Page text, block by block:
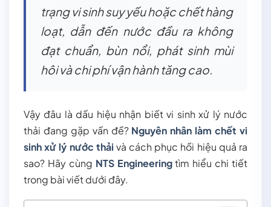
trạng vi sinh suy yếu hoặc chết hàng
loạt, dẫn đến nước đầu ra không
đạt chuẩn, bùn nổi, phát sinh mùi
hôi và chi phí vận hành tăng cao.
Vậy đâu là dấu hiệu nhận biết vi sinh xử lý nước
thải đang gặp vấn đề? Nguyên nhân làm chết vi
sinh xử lý nước thải và cách phục hồi hiệu quả ra
sao? Hãy cùng NTS Engineeringtìm hiểu chi tiết
trong bài viết dưới đây.